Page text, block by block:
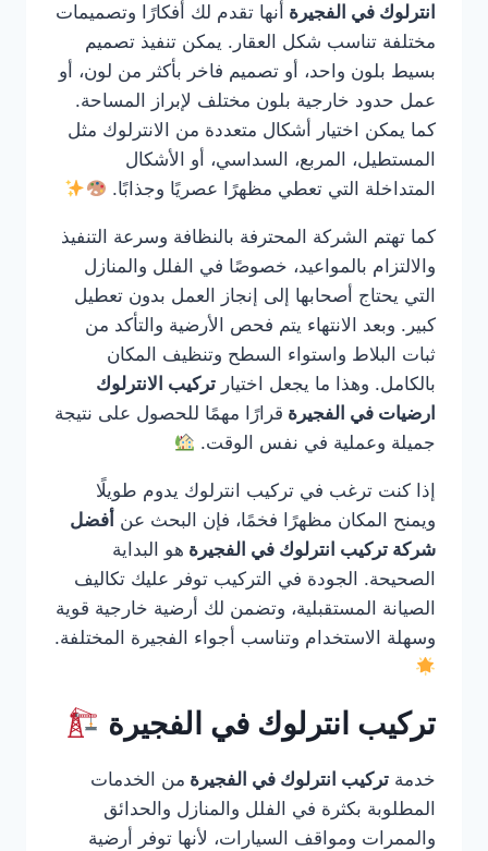
انترلوك في الفجيرة أنها تقدم لك أفكارًا وتصميمات
مختلفة تناسب شكل العقار. يمكن تنفيذ تصميم
بسيط بلون واحد، أو تصميم فاخر بأكثر من لون، أو
عمل حدود خارجية بلون مختلف لإبراز المساحة.
كما يمكن اختيار أشكال متعددة من الانترلوك مثل
المستطيل، المربع، السداسي، أو الأشكال
المتداخلة التي تعطي مظهرًا عصريًا وجذابًا.
كما تهتم الشركة المحترفة بالنظافة وسرعة التنفيذ
والالتزام بالمواعيد، خصوصًا في الفلل والمنازل
التي يحتاج أصحابها إلى إنجاز العمل بدون تعطيل
كبير. وبعد الانتهاء يتم فحص الأرضية والتأكد من
ثبات البلاط واستواء السطح وتنظيف المكان
بالكامل. وهذا ما يجعل اختيار تركيب الانترلوك
ارضيات في الفجيرة قرارًا مهمًا للحصول على نتيجة
جميلة وعملية في نفس الوقت.
إذا كنت ترغب في تركيب انترلوك يدوم طويلًا
ويمنح المكان مظهرًا فخمًا، فإن البحث عن أفضل
شركة تركيب انترلوك في الفجيرة هو البداية
الصحيحة. الجودة في التركيب توفر عليك تكاليف
الصيانة المستقبلية، وتضمن لك أرضية خارجية قوية
وسهلة الاستخدام وتناسب أجواء الفجيرة المختلفة.
تركيب انترلوك في الفجيرة
خدمة تركيب انترلوك في الفجيرة من الخدمات
المطلوبة بكثرة في الفلل والمنازل والحدائق
والممرات ومواقف السيارات، لأنها توفر أرضية